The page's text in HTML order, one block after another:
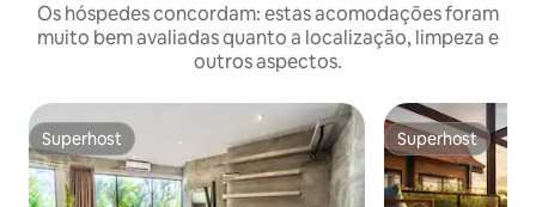
Os hóspedes concordam: estas acomodações foram
muito bem avaliadas quanto a localização, limpeza e
outros aspectos.
Superhost
Superhost Superhost
Superhost